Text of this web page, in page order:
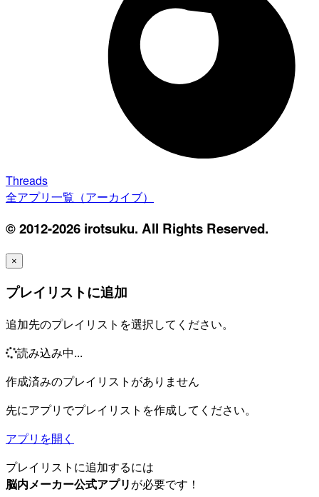
Threads
全アプリ一覧（アーカイブ）
© 2012-2026 irotsuku. All Rights Reserved.
×
プレイリストに追加
追加先のプレイリストを選択してください。
読み込み中...
作成済みのプレイリストがありません
先にアプリでプレイリストを作成してください。
アプリを開く
プレイリストに追加するには
脳内メーカー公式アプリが必要です！